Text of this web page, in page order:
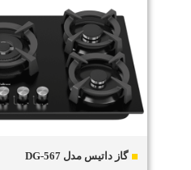
گاز داتیس مدل DG-567